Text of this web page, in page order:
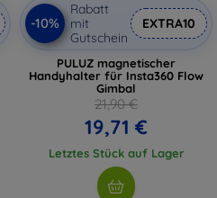
-10%
Rabatt
mit
Gutschein
EXTRA10
PULUZ magnetischer
Handyhalter für Insta360 Flow
Gimbal
21,90 €
19,71 €
Letztes Stück auf Lager